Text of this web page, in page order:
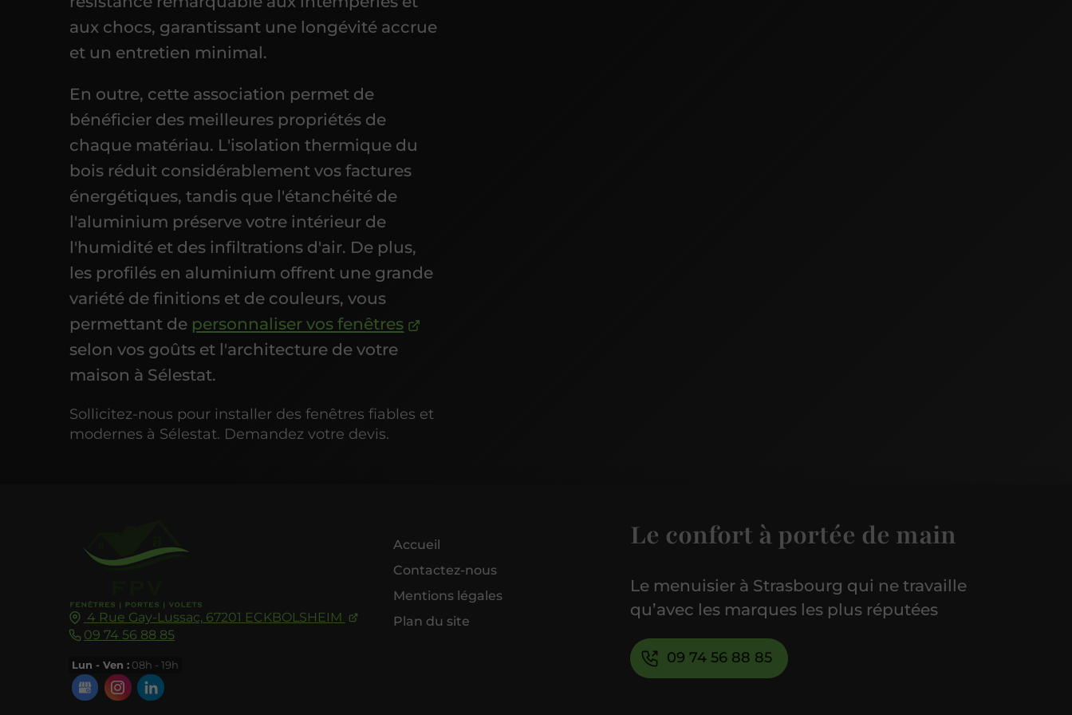
aux chocs, garantissant une longévité accrue
et un entretien minimal.
En outre, cette association permet de
bénéficier des meilleures propriétés de
chaque matériau. L'isolation thermique du
bois réduit considérablement vos factures
énergétiques, tandis que l'étanchéité de
l'aluminium préserve votre intérieur de
l'humidité et des infiltrations d'air. De plus,
les profilés en aluminium offrent une grande
variété de finitions et de couleurs, vous
permettant de personnaliser vos fenêtres
selon vos goûts et l'architecture de votre
maison à Sélestat.
Sollicitez-nous pour installer des fenêtres fiables et
modernes à Sélestat. Demandez votre devis.
4 Rue Gay-Lussac, 67201 ECKBOLSHEIM
09 74 56 88 85
Lun - Ven :08h - 19h
Accueil
Contactez-nous
Mentions légales
Plan du site
Le confort à portée de main
Le menuisier à Strasbourg qui ne travaille
qu’avec les marques les plus réputées
09 74 56 88 85